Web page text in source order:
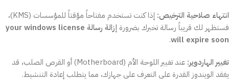
انتهاء صلاحية الترخيص:
إذا كنت تستخدم مفتاحاً مؤقتاً للمؤسسات (KMS)،
فستظهر لك قريباً رسالة تخبرك بضرورة
إزالة رسالة your windows license
will expire soon
.
تغيير الهاردوير:
عند تغيير اللوحة الأم (Motherboard) أو القرص الصلب، قد
يفقد الويندوز القدرة على التعرف على جهازك، مما يتطلب إعادة التنشيط.